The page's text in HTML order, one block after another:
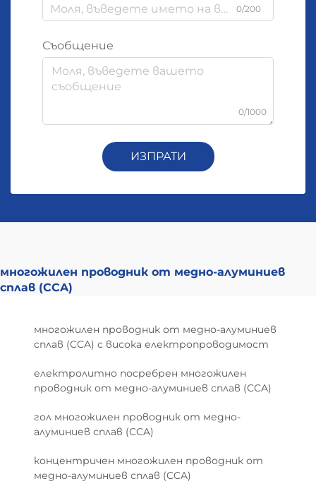
0/200
Съобщение
0/1000
ИЗПРАТИ
многожилен проводник от медно-алуминиев
сплав (CCA)
многожилен проводник от медно-алуминиев
сплав (CCA) с висока електропроводимост
електролитно посребрен многожилен
проводник от медно-алуминиев сплав (CCA)
гол многожилен проводник от медно-
алуминиев сплав (CCA)
концентричен многожилен проводник от
медно-алуминиев сплав (CCA)